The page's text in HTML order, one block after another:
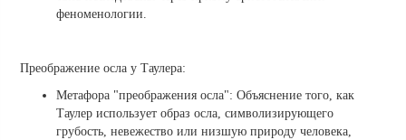
феноменологии.
Преображение осла у Таулера:
Метафора "преображения осла": Объяснение того, как
Таулер использует образ осла, символизирующего
грубость, невежество или низшую природу человека,